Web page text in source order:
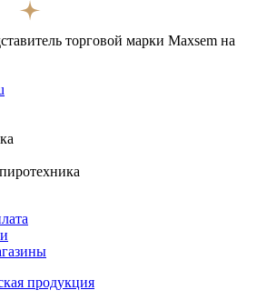
торговой марки Maxsem на
продукция